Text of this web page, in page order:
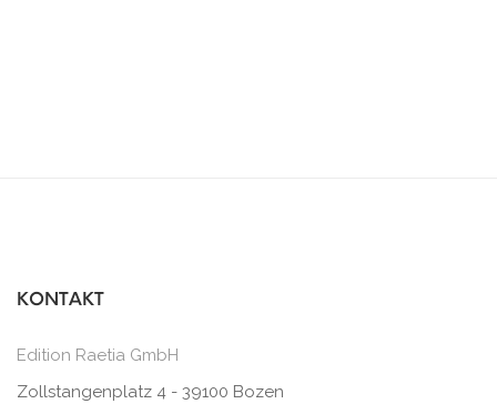
KONTAKT
Edition Raetia GmbH
Zollstangenplatz 4 - 39100 Bozen